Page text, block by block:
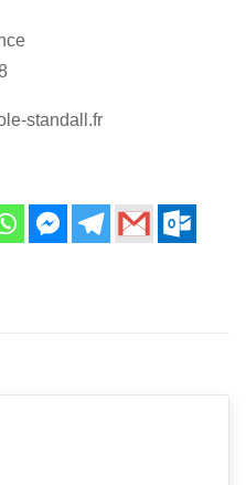
standall.fr